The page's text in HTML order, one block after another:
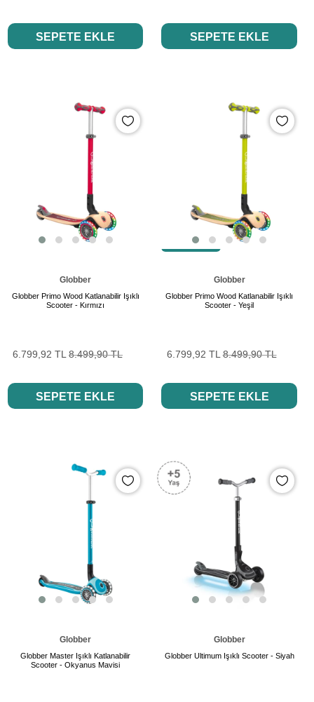
SEPETE EKLE SEPETE EKLE
Globber
Globber Primo Wood Katlanabilir Işıklı
Scooter - Kırmızı
6.799,92 TL 8.499,90 TL
SEPETE EKLE
Globber
Globber Primo Wood Katlanabilir Işıklı
Scooter - Yeşil
6.799,92 TL 8.499,90 TL
SON ÜRÜN
SEPETE EKLE
Globber
Globber Master Işıklı Katlanabilir
Scooter - Okyanus Mavisi
Globber
Globber Ultimum Işıklı Scooter - Siyah